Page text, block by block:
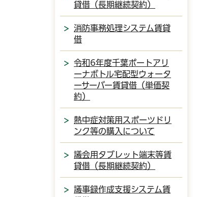
貸借（長期継続契約）
消防事務処理システム賃貸
借
令和6年度千葉ポートアリ
ーナボトル宅配型ウォータ
ーサーバー賃貸借（単価契
約）
熱中症対策用スポーツドリ
ンク等の購入について
議会用タブレット端末等賃
貸借（長期継続契約）
議事録作成支援システム賃